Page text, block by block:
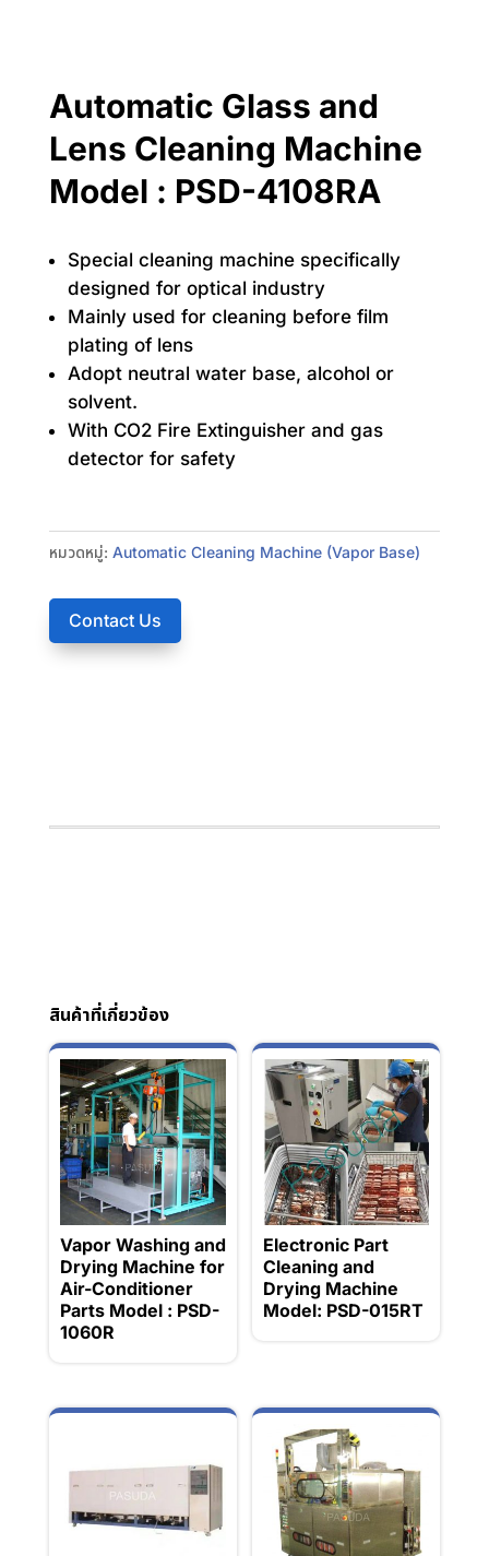
Automatic Glass and
Lens Cleaning Machine
Model : PSD-4108RA
Special cleaning machine specifically
designed for optical industry
Mainly used for cleaning before film
plating of lens
Adopt neutral water base, alcohol or
solvent.
With CO2 Fire Extinguisher and gas
detector for safety
หมวดหมู่: Automatic Cleaning Machine (Vapor Base)
Contact Us
สินค้าที่เกี่ยวข้อง
Vapor Washing and
Drying Machine for
Air-Conditioner
Parts Model : PSD-
1060R
Electronic Part
Cleaning and
Drying Machine
Model: PSD-015RT